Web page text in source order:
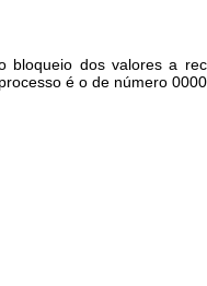
dos valores a
é o de número